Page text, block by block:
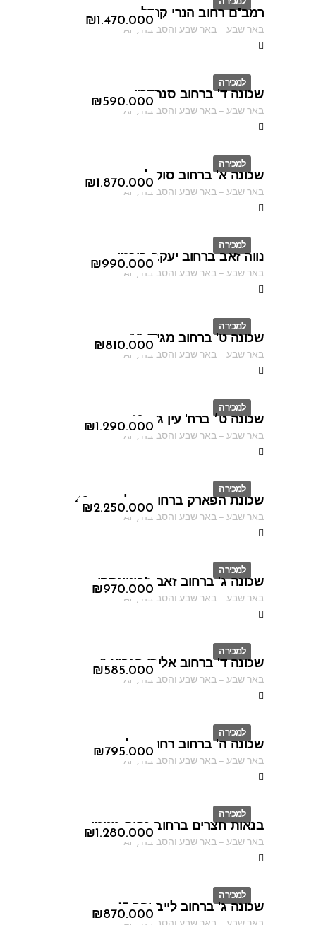
ID
₪1.470.000
רמב"ם רחוב הנרי קנדל
באר שבע–באר שבע והסביבה ,
AF
למכירה
ID
₪590.000
שכונה ד' ברחוב סנהדרין
באר שבע–באר שבע והסביבה ,
AF
למכירה
ID
₪1.870.000
שכונה א' ברחוב סוקולוב
באר שבע–באר שבע והסביבה ,
AF
למכירה
ID
₪990.000
נווה זאב ברחוב יעקב פיכמן
באר שבע–באר שבע והסביבה ,
AF
למכירה
ID
₪810.000
שכונה ט' ברחוב מגידו 38
באר שבע–באר שבע והסביבה ,
AF
למכירה
ID
₪1.290.000
שכונה ט׳ ברח' עין גדי 18
באר שבע–באר שבע והסביבה ,
AF
למכירה
ID
₪2.250.000
שכונת הפארק ברחוב נחל קדרון 40
באר שבע–באר שבע והסביבה ,
AF
למכירה
ID
₪970.000
שכונה ג' ברחוב זאב ז'בוטינסקי
באר שבע–באר שבע והסביבה ,
AF
למכירה
ID
₪585.000
שכונה ד' ברחוב אליהו הנביא 2
באר שבע–באר שבע והסביבה ,
AF
למכירה
ID
₪795.000
שכונה ה' ברחוב רחוב מילוס
באר שבע–באר שבע והסביבה ,
AF
למכירה
ID
₪1.280.000
בנאות חצרים ברחוב נחום גוטמן
באר שבע–באר שבע והסביבה ,
AF
למכירה
ID
₪870.000
שכונה ג' ברחוב לייב יפה 17